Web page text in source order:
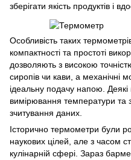
зберігати якість продуктів і
Особливість таких
компактності та простоті
дозволяють з високою
сиропів чи кави, а механічні
ідеальну подачу напою.
вимірювання температури та
зчитування даних.
Історично термометри були
наукових цілей, але з часом
кулінарній сфері. Зараз